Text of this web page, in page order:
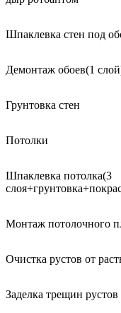
Шпаклевка стен под
Демонтаж обоев(1
Грунтовка стен
Потолки
Шпаклевка потолка(3
Монтаж потолочного
Очистка рустов от
Заделка трещин рустов